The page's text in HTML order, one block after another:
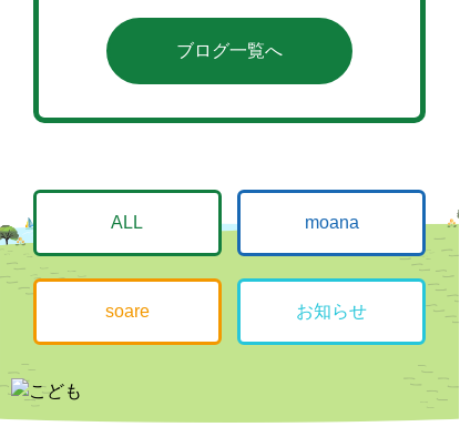
ブログ一覧へ
ALL moana
soare お知らせ